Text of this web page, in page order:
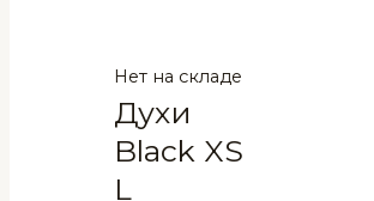
Нет на складе
Духи
Black XS
L